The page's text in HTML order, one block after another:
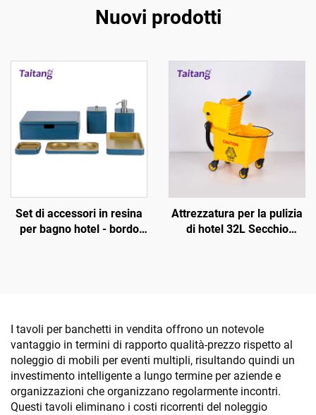
Nuovi prodotti
Set di accessori in resina
per bagno hotel - bordo
Attrezzatura per la pulizia
di hotel 32L Secchio
I tavoli per banchetti in vendita offrono un notevole
vantaggio in termini di rapporto qualità-prezzo rispetto al
noleggio di mobili per eventi multipli, risultando quindi un
investimento intelligente a lungo termine per aziende e
organizzazioni che organizzano regolarmente incontri.
Questi tavoli eliminano i costi ricorrenti del noleggio